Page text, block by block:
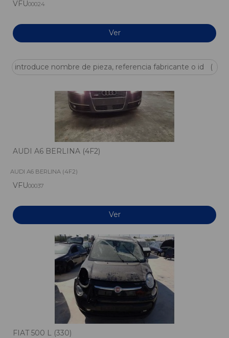
VFU00024
Ver
AUDI A6 BERLINA (4F2)
AUDI A6 BERLINA (4F2)
VFU00037
Ver
FIAT 500 L (330)